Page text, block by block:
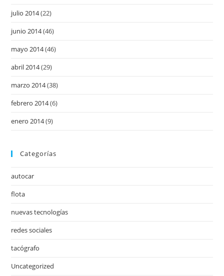
julio 2014(22)
junio 2014(46)
mayo 2014(46)
abril 2014(29)
marzo 2014(38)
febrero 2014(6)
enero 2014(9)
Categorías
autocar
flota
nuevas tecnologías
redes sociales
tacógrafo
Uncategorized